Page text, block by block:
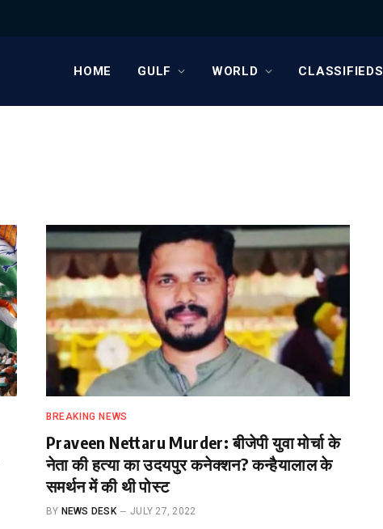
HOME GULF WORLD CLASSIFIEDS
BREAKING NEWS
Praveen Nettaru Murder: बीजेपी युवा मोर्चा के
नेता की हत्या का उदयपुर कनेक्शन? कन्हैयालाल के
समर्थन में की थी पोस्ट
BY NEWS DESK JULY 27, 2022